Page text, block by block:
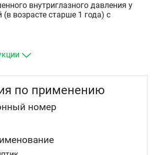
внутриглазного давления у
(в возрасте старше 1 года) с
по применению
номер